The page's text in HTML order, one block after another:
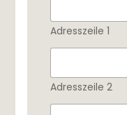
Adresszeile 1
Adresszeile 2